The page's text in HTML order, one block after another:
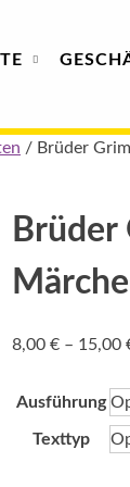
/ Brüder
Brüder
8,00 € – 15,00
Ausführung
Texttyp